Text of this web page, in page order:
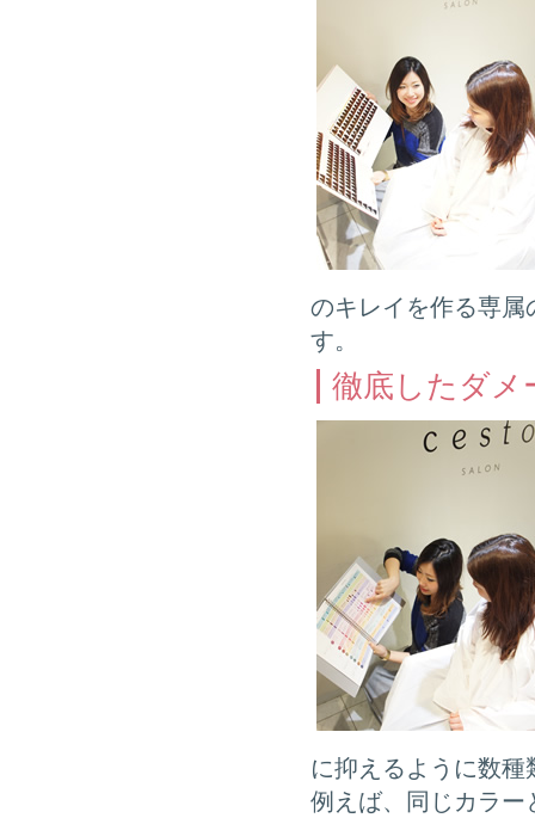
のキレイを作る専属
す。
徹底したダメ
に抑えるように数
例えば、同じカラー